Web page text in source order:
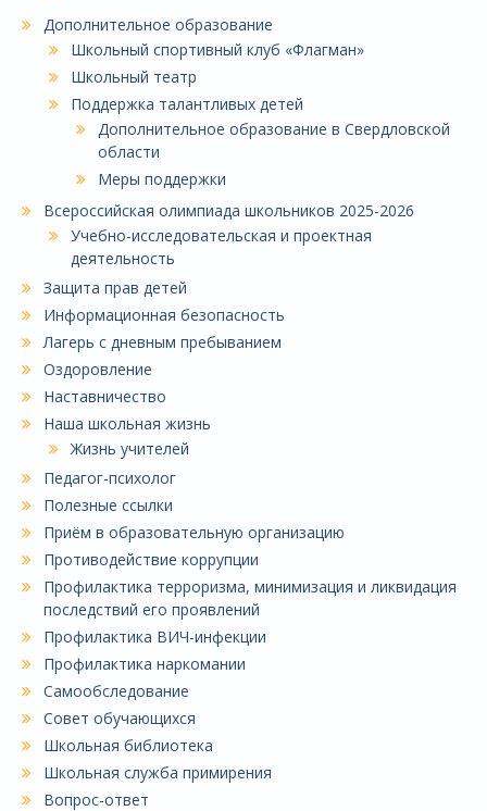
Дополнительное образование
Школьный спортивный клуб «Флагман»
Школьный театр
Поддержка талантливых детей
Дополнительное образование в Свердловской
области
Меры поддержки
Всероссийская олимпиада школьников 2025-2026
Учебно-исследовательская и проектная
деятельность
Защита прав детей
Информационная безопасность
Лагерь с дневным пребыванием
Оздоровление
Наставничество
Наша школьная жизнь
Жизнь учителей
Педагог-психолог
Полезные ссылки
Приём в образовательную организацию
Противодействие коррупции
Профилактика терроризма, минимизация и ликвидация
последствий его проявлений
Профилактика ВИЧ-инфекции
Профилактика наркомании
Самообследование
Совет обучающихся
Школьная библиотека
Школьная служба примирения
Вопрос-ответ